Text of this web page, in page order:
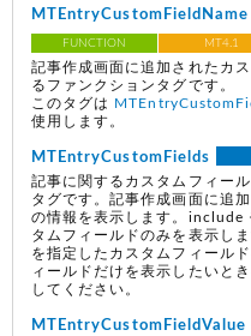
MTEntryCustomFieldName
FUNCTION MT4.1
記事作成画面に追加されたカ
るファンクションタグです。
このタグは
使用します。
MTEntryCustomFields
記事に関するカスタムフィー
タグです。記事作成画面に追
の情報を表示します。include
タムフィールドのみを表示し
を指定したカスタムフィール
ィールドだけを表示したいと
してください。
MTEntryCustomFieldValue